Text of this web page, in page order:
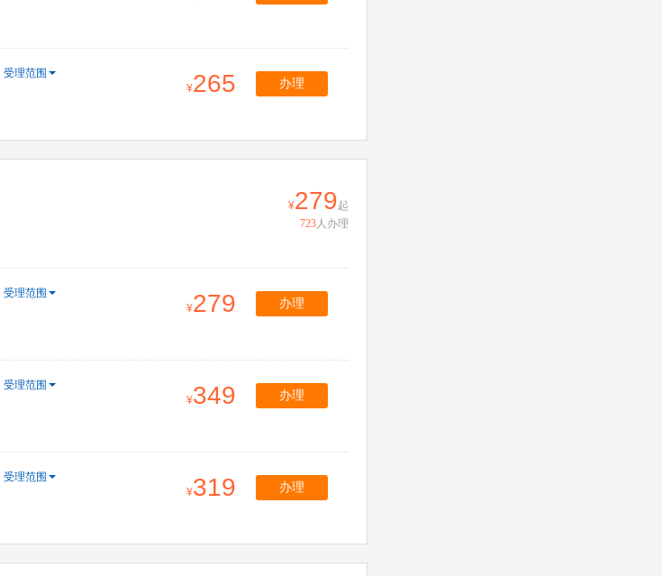
受理范围
265 办理
279起
723人办理
受理范围
279 办理
受理范围
349 办理
受理范围
319 办理